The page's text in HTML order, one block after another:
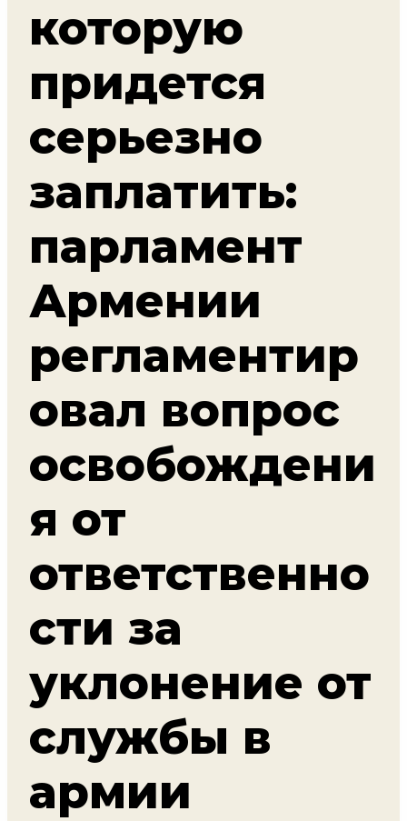
которую
придется
серьезно
заплатить:
парламент
Армении
регламентир
овал вопрос
освобождени
я от
ответственно
сти за
уклонение от
службы в
армии